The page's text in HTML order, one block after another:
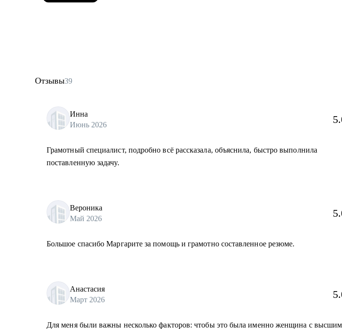
Отзывы39
Инна
Июнь 2026
Грамотный специалист, подробно всё рассказала, объяснила, быстро выполнила
поставленную задачу.
Вероника
Май 2026
Большое спасибо Маргарите за помощь и грамотно составленное резюме.
Анастасия
Март 2026
Для меня были важны несколько факторов: чтобы это была именно женщина с высшим